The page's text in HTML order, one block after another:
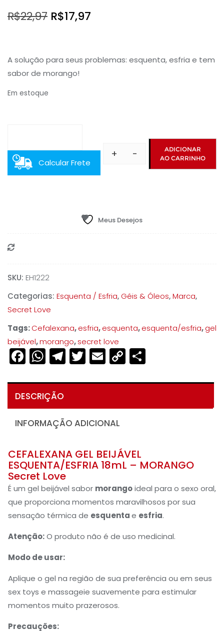
R$22,97 O
original
era:
R$17,97
atual
A solução para seus problemas: esquenta, esfria e tem
sabor de morango!
Em estoque
Calcular Frete
+ -
ADICIONAR
AO CARRINHO
Meus Desejos
SKU: EH1222
Categorias: Esquenta / Esfria, Géis & Óleos,Marca,
Secret Love
Tags:Cefalexana,esfria,esquenta,esquenta/esfria,gel
beijável,morango,secret love
Facebook
WhatsApp
Telegram
Twitter
Email
Copy
DESCRIÇÃO
INFORMAÇÃO ADICIONAL
CEFALEXANA GEL BEIJÁVEL
ESQUENTA/ESFRIA 18mL – MORANGO
Secret Love
É um gel beijável sabor morangoideal para o sexo oral,
que proporciona momentos maravilhosos por sua
sensação térmica de esquentae esfria.
Atenção:O produto não é de uso medicinal.
Modo de usar:
Aplique o gel na região de sua preferência ou em seus
sex toys e massageie suavemente para estimular
momentos muito prazerosos.
Precauções: